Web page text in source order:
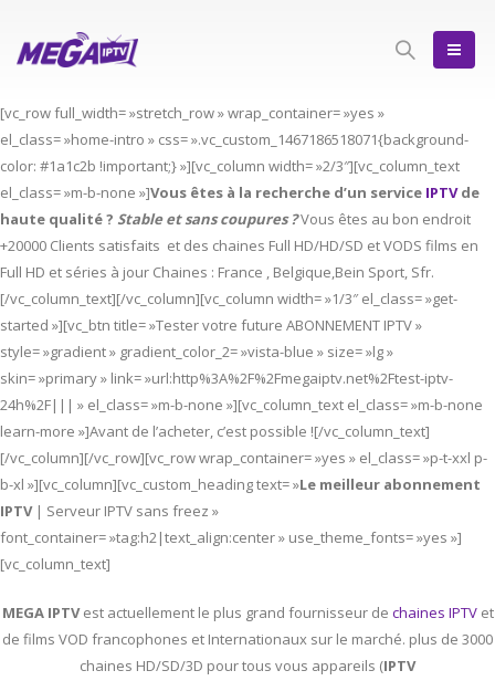
[vc_row full_width= »stretch_row » wrap_container= »yes »
el_class= »home-intro » css= ».vc_custom_1467186518071{background-
color: #1a1c2b !important;} »][vc_column width= »2/3″][vc_column_text
el_class= »m-b-none »]Vous êtes à la recherche d’un service IPTVde
haute qualité ? Stable et sans coupures ?Vous êtes au bon endroit
+20000 Clients satisfaits et des chaines Full HD/HD/SD et VODS films en
Full HD et séries à jour Chaines : France , Belgique,Bein Sport, Sfr.
[/vc_column_text][/vc_column][vc_column width= »1/3″ el_class= »get-
started »][vc_btn title= »Tester votre future ABONNEMENT IPTV »
style= »gradient » gradient_color_2= »vista-blue » size= »lg »
skin= »primary » link= »url:http%3A%2F%2Fmegaiptv.net%2Ftest-iptv-
24h%2F||| » el_class= »m-b-none »][vc_column_text el_class= »m-b-none
learn-more »]Avant de l’acheter, c’est possible ![/vc_column_text]
[/vc_column][/vc_row][vc_row wrap_container= »yes » el_class= »p-t-xxl p-
b-xl »][vc_column][vc_custom_heading text= »Le meilleur abonnement
IPTV | Serveur IPTV sans freez »
font_container= »tag:h2|text_align:center » use_theme_fonts= »yes »]
[vc_column_text]
MEGA IPTVest actuellement le plus grand fournisseur de chaines IPTVet
de films VOD francophones et Internationaux sur le marché. plus de 3000
chaines HD/SD/3D pour tous vous appareils (IPTV